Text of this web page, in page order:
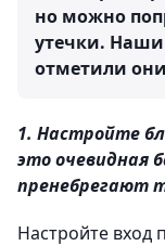
но можно
утечки. Наши
отметили
1. Настройте
это очевидная
пренебрегают
Настройте вход